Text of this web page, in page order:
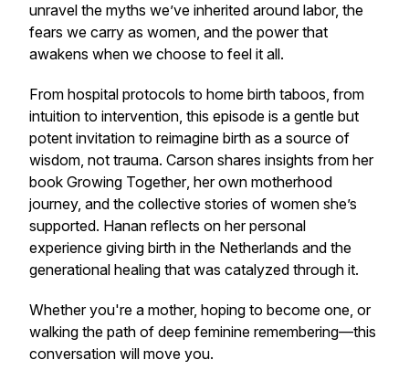
unravel the myths we’ve inherited around labor, the
fears we carry as women, and the power that
awakens when we choose to feel it all.
From hospital protocols to home birth taboos, from
intuition to intervention, this episode is a gentle but
potent invitation to reimagine birth as a source of
wisdom, not trauma. Carson shares insights from her
book Growing Together, her own motherhood
journey, and the collective stories of women she’s
supported. Hanan reflects on her personal
experience giving birth in the Netherlands and the
generational healing that was catalyzed through it.
Whether you're a mother, hoping to become one, or
walking the path of deep feminine remembering—this
conversation will move you.